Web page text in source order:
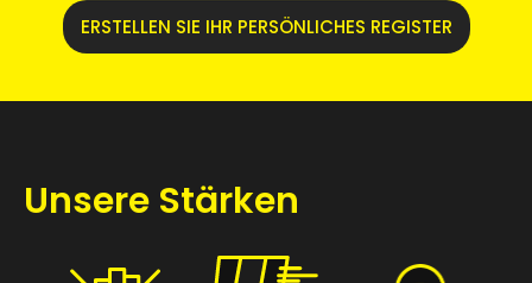
ERSTELLEN SIE IHR PERSÖNLICHES REGISTER
Unsere Stärken